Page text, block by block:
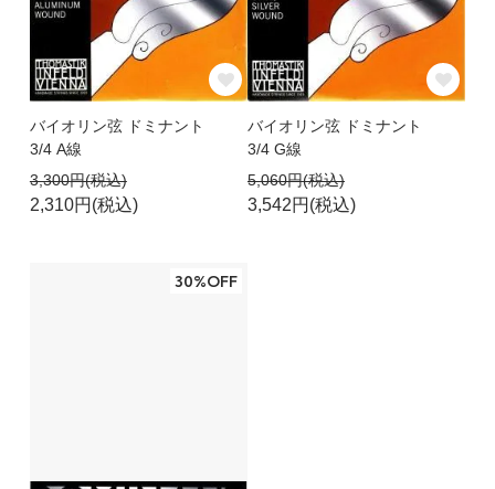
バイオリン弦 ドミナント
3/4 A線
3,300円(税込)
2,310円(税込)
バイオリン弦 ドミナント
3/4 G線
5,060円(税込)
3,542円(税込)
30%OFF